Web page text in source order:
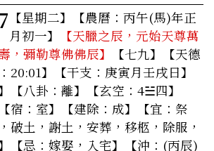
【星期二】
【農曆：丙午(馬)年正
月初一】
【天臘之辰，元始天尊萬
，彌勒尊佛佛辰】
【七九】【天德
】【干支：庚寅月壬戌日】
【八卦：離】【玄空：4☱四】
宿：室】【建除：成】
【宜：祭
破土，謝土，安葬，移柩，除服，
【忌：嫁娶，入宅】【沖：(丙辰)